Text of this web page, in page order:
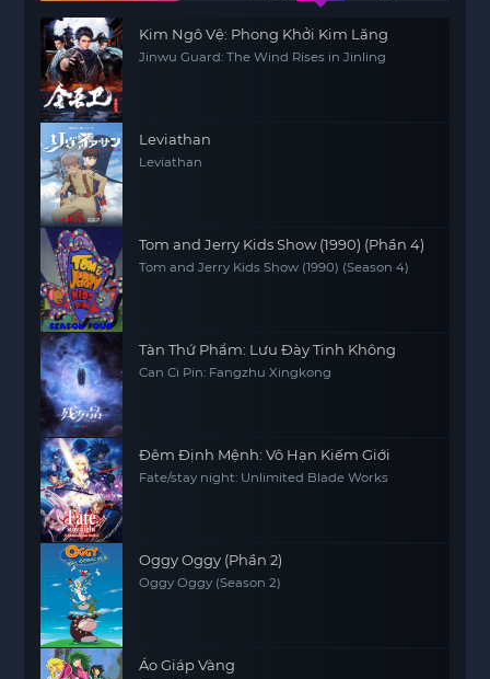
Kim Ngô Vệ: Phong Khởi Kim Lăng
Jinwu Guard: The Wind Rises in Jinling
Leviathan
Leviathan
Tom and Jerry Kids Show (1990) (Phần 4)
Tom and Jerry Kids Show (1990) (Season 4)
Tàn Thứ Phẩm: Lưu Đày Tinh Không
Can Ci Pin: Fangzhu Xingkong
Đêm Định Mệnh: Vô Hạn Kiếm Giới
Fate/stay night: Unlimited Blade Works
Oggy Oggy (Phần 2)
Oggy Oggy (Season 2)
Áo Giáp Vàng